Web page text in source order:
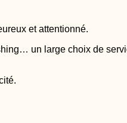
et attentionné.
un large choix de